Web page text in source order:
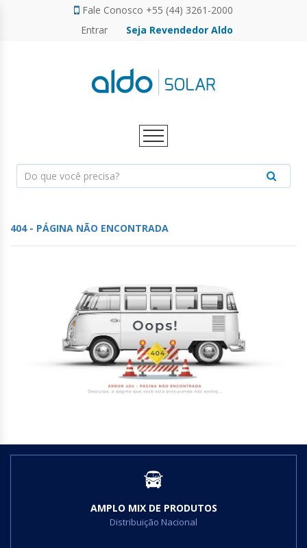
PERSONALIZE SEU GERADOR
NOVO
SERVIÇOS
Fale Conosco +55 (44) 3261-2000
Entrar
Seja Revendedor Aldo
404 - PÁGINA NÃO ENCONTRADA
AMPLO MIX DE PRODUTOS
Distribuição Nacional